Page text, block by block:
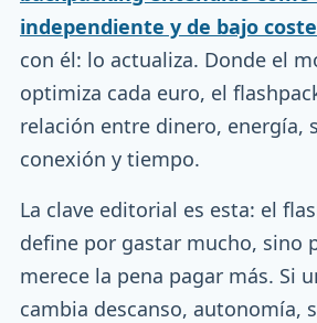
independiente y de bajo coste
con él: lo actualiza. Donde el
optimiza cada euro, el
relación entre dinero, energía,
conexión y tiempo.
La clave editorial es esta: el
define por gastar mucho, sino
merece la pena pagar más. Si
cambia descanso, autonomía,